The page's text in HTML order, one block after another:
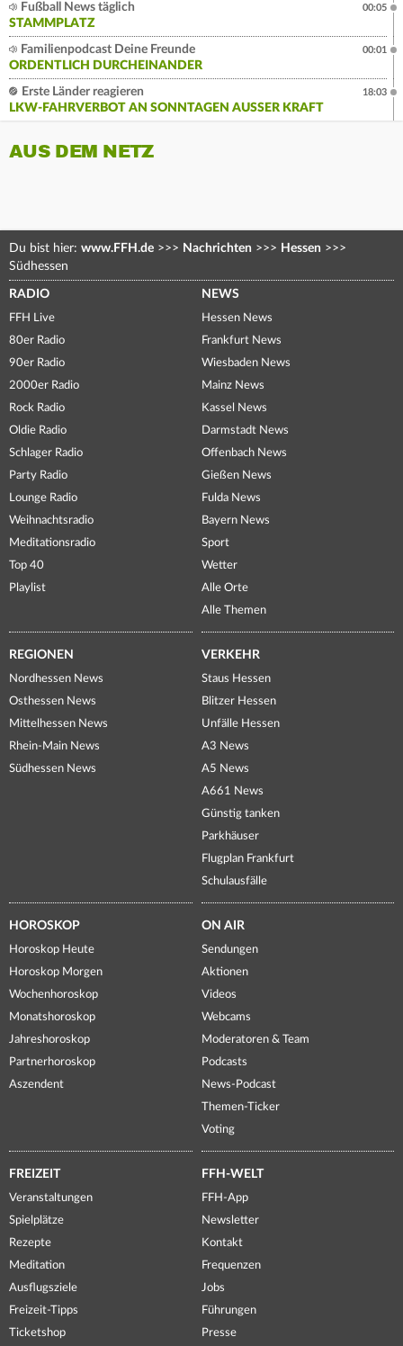
Fußball News täglich
STAMMPLATZ
00:05
Familienpodcast Deine Freunde
ORDENTLICH DURCHEINANDER
00:01
Erste Länder reagieren
LKW-FAHRVERBOT AN SONNTAGEN AUSSER KRAFT
18:03
AUS DEM NETZ
Du bist hier: www.FFH.de >>> Nachrichten >>> Hessen >>>
Südhessen
RADIO
FFH Live
80er Radio
90er Radio
2000er Radio
Rock Radio
Oldie Radio
Schlager Radio
Party Radio
Lounge Radio
Weihnachtsradio
Meditationsradio
Top 40
Playlist
NEWS
Hessen News
Frankfurt News
Wiesbaden News
Mainz News
Kassel News
Darmstadt News
Offenbach News
Gießen News
Fulda News
Bayern News
Sport
Wetter
Alle Orte
Alle Themen
REGIONEN
Nordhessen News
Osthessen News
Mittelhessen News
Rhein-Main News
Südhessen News
VERKEHR
Staus Hessen
Blitzer Hessen
Unfälle Hessen
A3 News
A5 News
A661 News
Günstig tanken
Parkhäuser
Flugplan Frankfurt
Schulausfälle
HOROSKOP
Horoskop Heute
Horoskop Morgen
Wochenhoroskop
Monatshoroskop
Jahreshoroskop
Partnerhoroskop
Aszendent
ON AIR
Sendungen
Aktionen
Videos
Webcams
Moderatoren & Team
Podcasts
News-Podcast
Themen-Ticker
Voting
FREIZEIT
Veranstaltungen
Spielplätze
Rezepte
Meditation
Ausflugsziele
Freizeit-Tipps
Ticketshop
FFH-WELT
FFH-App
Newsletter
Kontakt
Frequenzen
Jobs
Führungen
Presse